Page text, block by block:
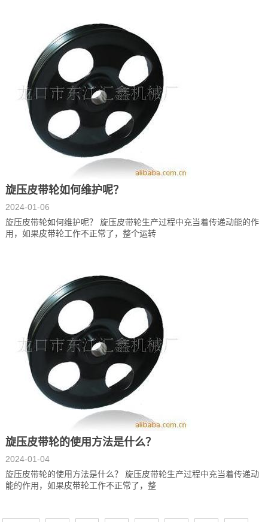
旋压皮带轮如何维护呢？
2024-01-06
旋压皮带轮如何维护呢？ 旋压皮带轮生产过程中充当着传递动能的作
用，如果皮带轮工作不正常了，整个运转
旋压皮带轮的使用方法是什么？
2024-01-04
旋压皮带轮的使用方法是什么？ 旋压皮带轮生产过程中充当着传递动
能的作用，如果皮带轮工作不正常了，整